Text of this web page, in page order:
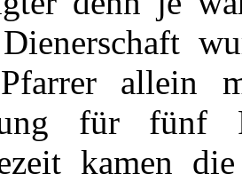
allein
für fünf
kamen